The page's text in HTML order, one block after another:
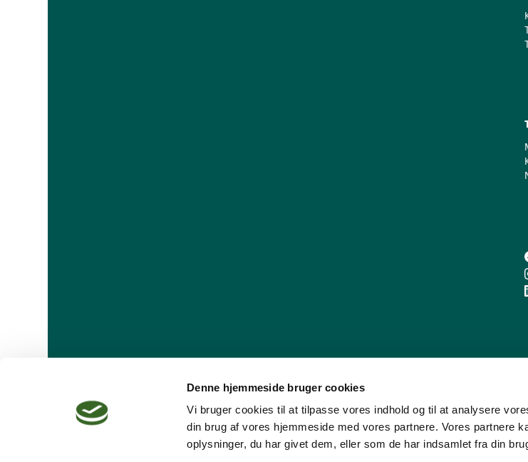
Denne hjemmeside bruger cookies
Vi bruger cookies til at tilpasse vores indhold og til at analysere
din brug af vores hjemmeside med vores partnere. Vores partnere
oplysninger, du har givet dem, eller som de har indsamlet fra din
Dansk Psykoterapeutforening